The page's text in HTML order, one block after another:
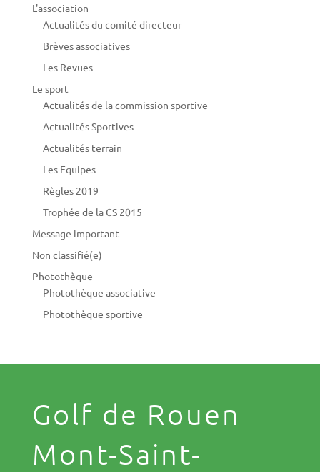
L'association
Actualités du comité directeur
Brèves associatives
Les Revues
Le sport
Actualités de la commission sportive
Actualités Sportives
Actualités terrain
Les Equipes
Règles 2019
Trophée de la CS 2015
Message important
Non classifié(e)
Photothèque
Photothèque associative
Photothèque sportive
Golf de Rouen
Mont-Saint-